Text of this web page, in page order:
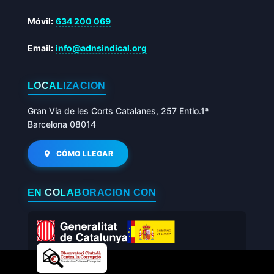
Móvil: 634 200 069
Email: info@adnsindical.org
LOCALIZACIÓN
Gran Via de les Corts Catalanes, 257 Entlo.1ª
Barcelona 08014
CÓMO LLEGAR
EN COLABORACIÓN CON